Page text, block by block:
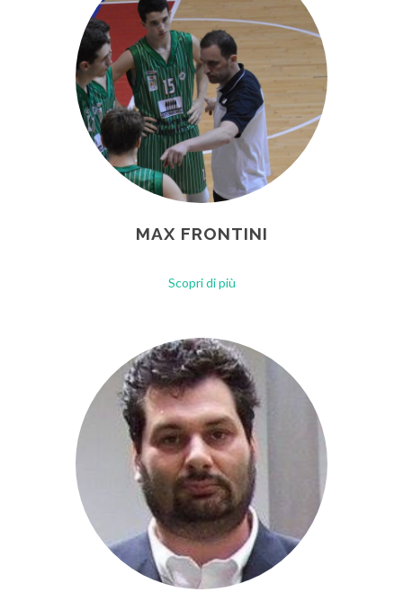
MAX FRONTINI
Scopri di più